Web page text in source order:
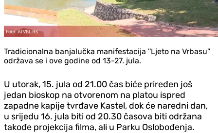
Tradicionalna banjalučka manifestacija ''Ljeto na Vrbasu''
održava se i ove godine od 13-27. jula.
U utorak, 15. jula od 21.00 čas biće priređen još
jedan bioskop na otvorenom na platou ispred
zapadne kapije tvrđave Kastel, dok će naredni dan,
u srijedu 16. jula biti od 20.30 časova biti održana
takođe projekcija filma, ali u Parku Oslobođenja.